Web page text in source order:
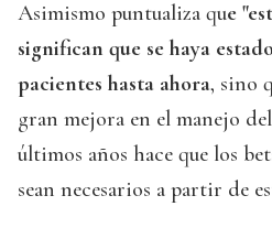
Asimismo puntualiza que
significan que se haya
pacientes hasta ahora, sino
gran mejora en el manejo
últimos años hace que los
sean necesarios a partir de